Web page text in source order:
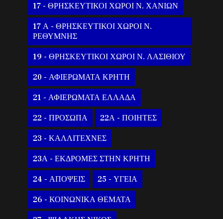
17 - ΘΡΗΣΚΕΥΤΙΚΟΙ ΧΩΡΟΙ Ν. ΧΑΝΙΩΝ
17 Α - ΘΡΗΣΚΕΥΤΙΚΟΙ ΧΩΡΟΙ Ν.
ΡΕΘΥΜΝΗΣ
19 - ΘΡΗΣΚΕΥΤΙΚΟΙ ΧΩΡΟΙ Ν. ΛΑΣΙΘΙΟΥ
20 - ΑΦΙΕΡΩΜΑΤΑ ΚΡΗΤΗ
21 - ΑΦΙΕΡΩΜΑΤΑ ΕΛΛΑΔΑ
22 - ΠΡΟΣΩΠΑ 22Α - ΠΟΙΗΤΕΣ
23 - ΚΑΛΛΙΤΕΧΝΕΣ
23Α - ΕΚΔΡΟΜΕΣ ΣΤΗΝ ΚΡΗΤΗ
24 - ΑΠΟΨΕΙΣ 25 - ΥΓΕΙΑ
26 - ΚΟΙΝΩΝΙΚΑ ΘΕΜΑΤΑ